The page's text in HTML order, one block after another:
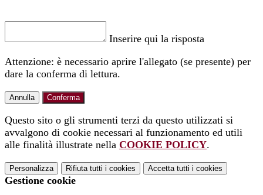
Inserire qui la risposta
Attenzione: è necessario aprire l'allegato (se presente) per
dare la conferma di lettura.
Annulla Conferma
Questo sito o gli strumenti terzi da questo utilizzati si
avvalgono di cookie necessari al funzionamento ed utili
alle finalità illustrate nella COOKIE POLICY.
Personalizza Rifiuta tutti i cookies Accetta tutti i cookies
Gestione cookie